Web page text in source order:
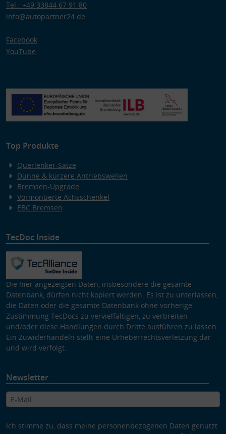
Tel.: +49 33844 67 91 80
info@autopartner24.de
Facebook
YouTube
Top Produkte
Querlenker-Sätze
Dünne & kürzere Antriebswellen
Bremsen-Upgrade
Vormontierte Achsschenkel
EBC Bremsen
TecDoc Inside
Die hier angezeigten Daten, insbesondere die gesamte
Datenbank, dürfen nicht kopiert werden. Es ist zu unterlassen,
die Daten oder die gesamte Datenbank ohne vorherige
Zustimmung TecDocs zu vervielfältigen, zu verbreiten
und/oder diese Handlungen durch Dritte ausführen zu lassen.
Ein Zuwiderhandeln stellt eine Urheberrechtsverletzung dar
und wird verfolgt.
Newsletter
Ich stimme zu, dass meine personenbezogenen Daten genutzt
Verwendung reduzierter Daten zur Auswahl von Werbeanzeigen
Erstellung von Profilen für personalisierte Werbung
Verwendung von Profilen zur Auswahl personalisierter Werbung
Verwendung von Profilen zur Auswahl personalisierter Inhalte
Messung der Werbeleistung
Messung der Performance von Inhalten
Besondere Features:
Verwendung genauer Standortdaten
Endgeräteeigenschaften zur Identifikation aktiv abfragen